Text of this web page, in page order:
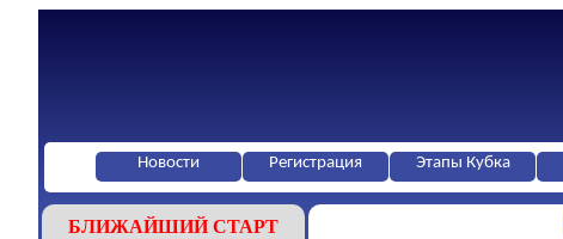
Новости Регистрация Этапы Кубка
БЛИЖАЙШИЙ СТАРТ